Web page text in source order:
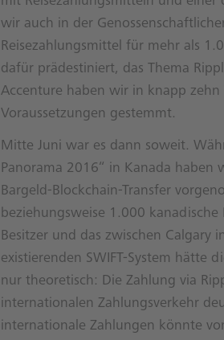
wir auch in der
Reisezahlungsmittel für mehr als
dafür prädestiniert, das Thema
Accenture haben wir in knapp
Voraussetzungen gestemmt.
Mitte Juni war es dann soweit.
Panorama 2016“ in Kanada
Bargeld-Blockchain-Transfer
beziehungsweise 1.000
Besitzer und das zwischen Calgary
existierenden SWIFT-System hätte
nur theoretisch: Die Zahlung via
internationalen Zahlungsverkehr
internationale Zahlungen könnte